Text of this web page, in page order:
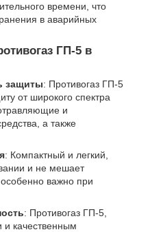
времени, что
в аварийных
ГП-5 в
защиты: Противогаз ГП-5
от широкого спектра
и
а также
: Компактный и легкий,
и не мешает
важно при
: Противогаз ГП-5,
и качественным